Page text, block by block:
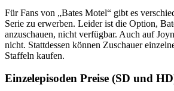
Für Fans von „Bates Motel“ gibt es
Serie zu erwerben. Leider ist die Option,
anzuschauen, nicht verfügbar. Auch auf
nicht. Stattdessen können Zuschauer
Staffeln kaufen.
Einzelepisoden Preise (SD und